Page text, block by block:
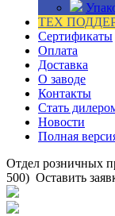
ТЕХ
Сертификаты
Оплата
Доставка
О заводе
Контакты
Стать
Новости
Полная
Отдел розничных
500) Оставить